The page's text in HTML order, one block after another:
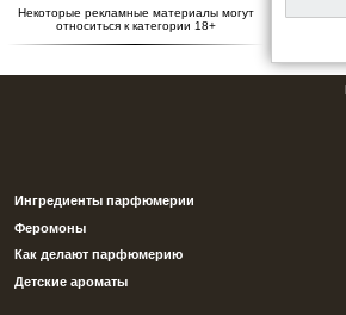
Некоторые рекламные материалы могут
относиться к категории 18+
Ингредиенты парфюмерии
Феромоны
Как делают парфюмерию
Детские ароматы